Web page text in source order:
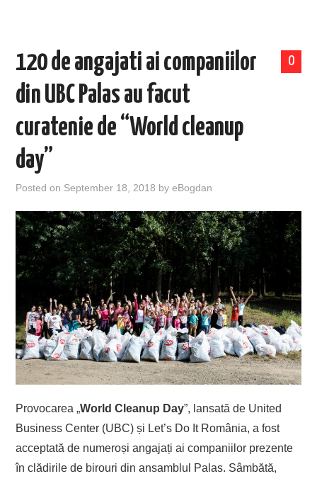
0
120 de angajati ai companiilor
din UBC Palas au facut
curatenie de “World cleanup
day”
Posted on September 18, 2018 byeBogdan
Provocarea „World Cleanup Day”, lansată de United
Business Center (UBC) și Let’s Do It România, a fost
acceptată de numeroși angajați ai companiilor prezente
în clădirile de birouri din ansamblul Palas. Sâmbătă,